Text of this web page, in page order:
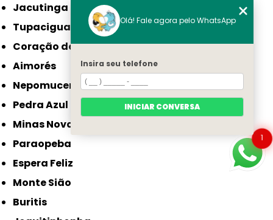
Jacutinga
Tupaciguara
Coração de Jesus
Aimorés
Nepomuceno
Pedra Azul
Minas Novas
Paraopeba
Espera Feliz
Monte Sião
Buritis
1
Olá! Fale agora pelo WhatsApp
Insira seu telefone
INICIAR CONVERSA